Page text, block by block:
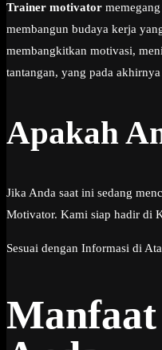
Trainer motivator
membangun budaya kerja
membangkitkan motivasi,
tantangan, yang pada
Apakah
Jika Anda saat ini sedang
Motivator. Kami siap hadir di
Sesuai dengan Informasi di